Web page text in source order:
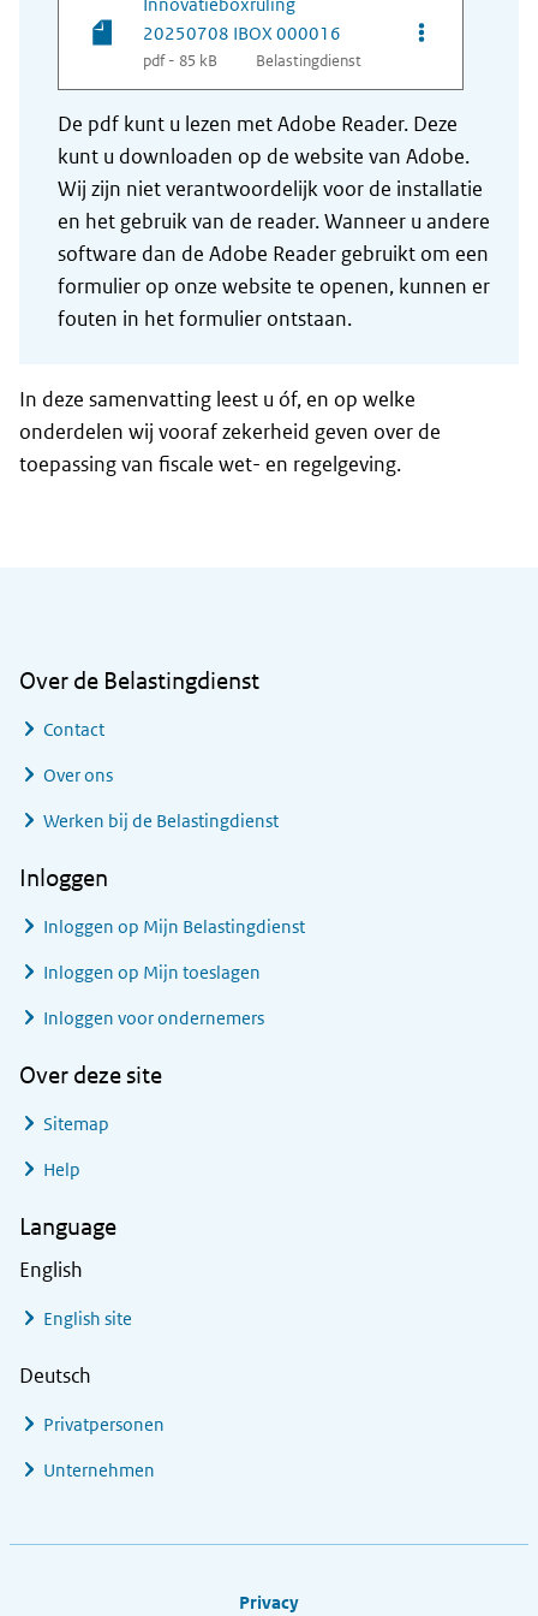
20250708 IBOX 000016
pdf - 85 kB Belastingdienst
Opties van
De pdf kunt u lezen met Adobe Reader. Deze
kunt u downloaden op de website van Adobe.
Wij zijn niet verantwoordelijk voor de installatie
en het gebruik van de reader. Wanneer u andere
software dan de Adobe Reader gebruikt om een
formulier op onze website te openen, kunnen er
fouten in het formulier ontstaan.
In deze samenvatting leest u óf, en op welke
onderdelen wij vooraf zekerheid geven over de
toepassing van fiscale wet- en regelgeving.
Over de Belastingdienst
Contact
Over ons
Werken bij de Belastingdienst
Inloggen
Inloggen op Mijn Belastingdienst
Inloggen op Mijn toeslagen
Inloggen voor ondernemers
Over deze site
Sitemap
Help
Language
English
English site
Deutsch
Privatpersonen
Unternehmen
Privacy